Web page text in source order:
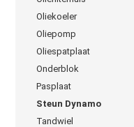
Oliekoeler
Oliepomp
Oliespatplaat
Onderblok
Pasplaat
Steun Dynamo
Tandwiel